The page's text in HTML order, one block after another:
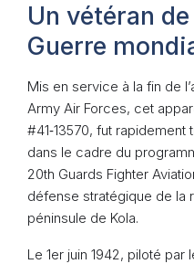
Un vétéran
Guerre
Mis en service à la fin de
Army Air Forces, cet
#41‑13570, fut rapidement
dans le cadre du
20th Guards Fighter
défense stratégique de la
péninsule de Kola.
Le 1er juin 1942, piloté par